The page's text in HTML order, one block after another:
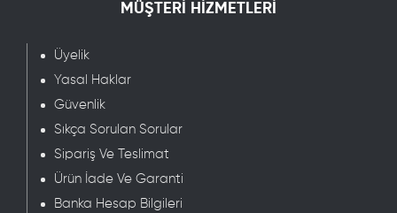
MÜŞTERİ HİZMETLERİ
Üyelik
Yasal Haklar
Güvenlik
Sıkça Sorulan Sorular
Sipariş Ve Teslimat
Ürün İade Ve Garanti
Banka Hesap Bilgileri